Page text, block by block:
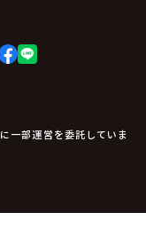
(Twitter)
Facebook
LINE
部運営を委託していま